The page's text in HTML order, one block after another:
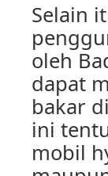
Selain
oleh
dapat
bakar
ini
mobil